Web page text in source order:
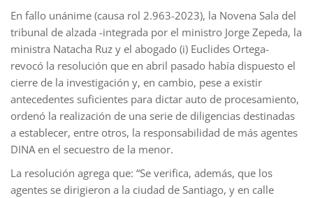
En fallo unánime (causa rol 2.963-2023), la Novena Sala del
tribunal de alzada -integrada por el ministro Jorge Zepeda, la
ministra Natacha Ruz y el abogado (i) Euclides Ortega-
revocó la resolución que en abril pasado había dispuesto el
cierre de la investigación y, en cambio, pese a existir
antecedentes suficientes para dictar auto de procesamiento,
ordenó la realización de una serie de diligencias destinadas
a establecer, entre otros, la responsabilidad de más agentes
DINA en el secuestro de la menor.
La resolución agrega que: “Se verifica, además, que los
agentes se dirigieron a la ciudad de Santiago, y en calle